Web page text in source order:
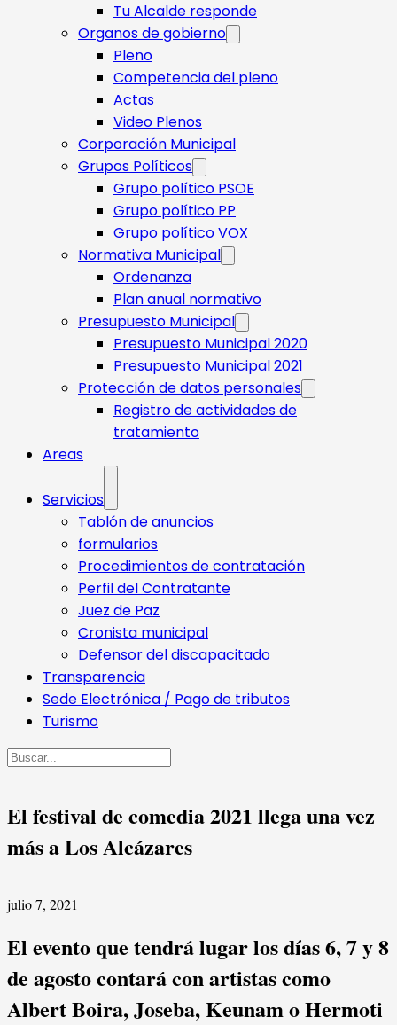
Tu Alcalde responde​
Organos de gobierno
Pleno
Competencia del pleno
Actas
Video Plenos
Corporación Municipal
Grupos Políticos
Grupo político PSOE
Grupo político PP
Grupo político VOX
Normativa Municipal
Ordenanza
Plan anual normativo
Presupuesto Municipal
Presupuesto Municipal 2020
Presupuesto Municipal 2021
Protección de datos personales
Registro de actividades de
tratamiento
Areas
Servicios
Tablón de anuncios
formularios
Procedimientos de contratación
Perfil del Contratante
Juez de Paz
Cronista municipal
Defensor del discapacitado
Transparencia
Sede Electrónica / Pago de tributos
Turismo
Buscar
El festival de comedia 2021 llega una vez
más a Los Alcázares
julio 7, 2021
El evento que tendrá lugar los días 6, 7 y 8
de agosto contará con artistas como
Albert Boira, Joseba, Keunam o Hermoti